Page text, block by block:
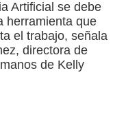
Artificial se debe
herramienta que
el trabajo, señala
directora de
de Kelly